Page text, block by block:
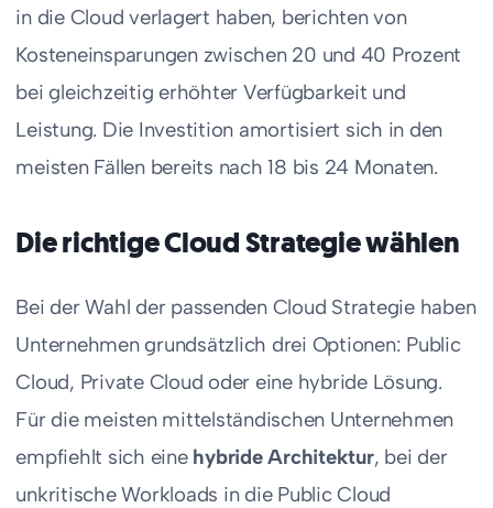
in die Cloud verlagert haben, berichten von
Kosteneinsparungen zwischen 20 und 40 Prozent
bei gleichzeitig erhöhter Verfügbarkeit und
Leistung. Die Investition amortisiert sich in den
meisten Fällen bereits nach 18 bis 24 Monaten.
Die richtige Cloud Strategie wählen
Bei der Wahl der passenden Cloud Strategie haben
Unternehmen grundsätzlich drei Optionen: Public
Cloud, Private Cloud oder eine hybride Lösung.
Für die meisten mittelständischen Unternehmen
empfiehlt sich eine hybride Architektur, bei der
unkritische Workloads in die Public Cloud